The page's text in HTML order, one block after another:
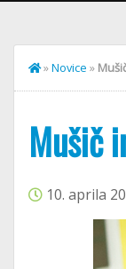
»Novice »
Mušič
10. aprila